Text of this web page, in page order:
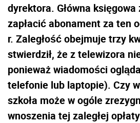
dyrektora. Główna księgowa
zapłacić abonament za ten
r. Zaległość obejmuje trzy
stwierdził, że z telewizora
ponieważ wiadomości
telefonie lub laptopie). Czy
szkoła może w ogóle
wnoszenia tej zaległej